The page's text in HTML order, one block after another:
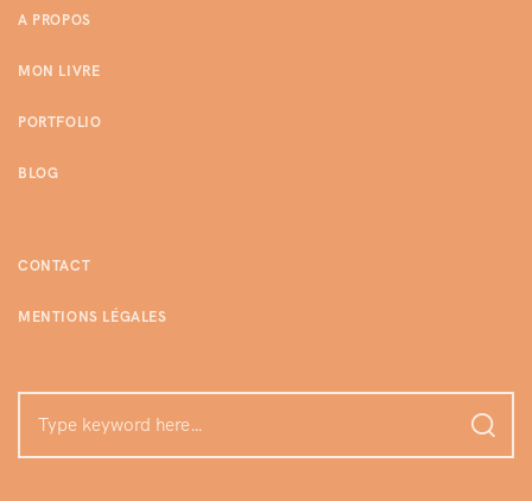
A PROPOS
MON LIVRE
PORTFOLIO
BLOG
CONTACT
MENTIONS LÉGALES